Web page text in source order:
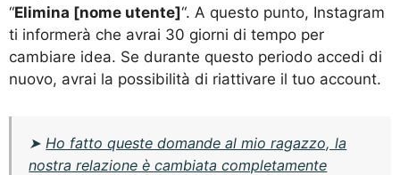
“Elimina [nome utente]“. A questo punto, Instagram
ti informerà che avrai 30 giorni di tempo per
cambiare idea. Se durante questo periodo accedi di
nuovo, avrai la possibilità di riattivare il tuo account.
➤ Ho fatto queste domande al mio ragazzo, la
nostra relazione è cambiata completamente